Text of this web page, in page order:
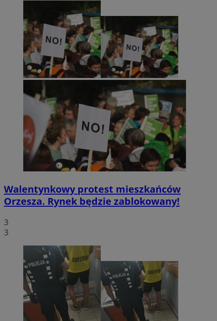
Walentynkowy protest mieszkańców
Orzesza. Rynek będzie zablokowany!
3
3